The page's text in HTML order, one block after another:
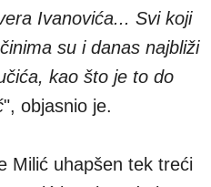
Ivanovića... Svi koji
su i danas najbliži
kao što je to do
", objasnio je.
Milić uhapšen tek treći